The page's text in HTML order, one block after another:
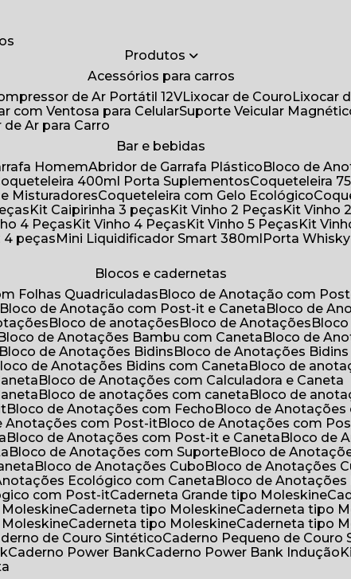
Produtos
Acessórios para carros
de Ar Portátil 12V Lixocar de Couro Lixocar
com Ventosa para Celular Suporte Veicular
de Ar para Carro
Bar e bebidas
Homem Abridor de Garrafa Plástico
Bloco de
Coqueteleira 400ml Porta Suplementos
Coqueteleira
Misturadores
Coqueteleira com Gelo Ecológico
Kit Caipirinha 3 peças Kit Vinho 2 Peças Kit Vinho
4 Peças Kit Vinho 4 Peças Kit Vinho 5 Peças Kit
4 peças Mini Liquidificador Smart 380ml Porta
Blocos e cadernetas
Folhas Quadriculadas
Bloco de Anotação com
Bloco de Anotação com Post-it e Caneta
Bloco de
Bloco de anotações Bloco de Anotações
Bloco de Anotações Bambu com Caneta
Bloco de
Bloco de Anotações Bidins
Bloco de Anotações
Bloco de Anotações Bidins com Caneta
Bloco de
Bloco de Anotações com Calculadora e Caneta
Bloco de anotações com caneta
Bloco de
Bloco de Anotações com Fecho
Bloco de
Anotações com Post-it
Bloco de Anotações com
Bloco de Anotações com Post-it e Caneta
Bloco de
Bloco de Anotações com Suporte
Bloco de
Bloco de Anotações Cubo
Bloco de Anotações
Ecológico com Caneta
Bloco de
com Post-it Caderneta Grande tipo Moleskine
Moleskine Caderneta tipo Moleskine Caderneta tipo
Moleskine Caderneta tipo Moleskine
Caderneta tipo
de Couro Sintético Caderno Pequeno de Couro
Caderno Power Bank Caderno Power Bank Indução